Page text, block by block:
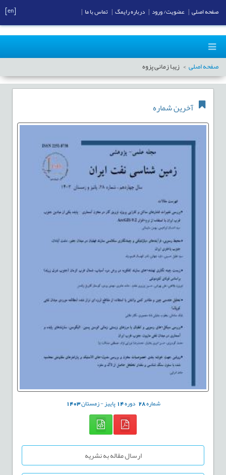
صفحه اصلی زیبا زمانی پزوه
آخرین شماره
شماره28 دوره14پاییز - زمستان1403
ارسال مقاله به نشریه
صفحه اصلی عضویت/ ورود درباره رایمگ تماس با ما